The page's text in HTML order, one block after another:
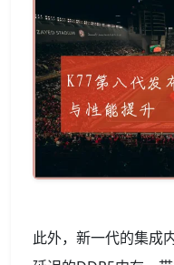
此外，新一代的集成